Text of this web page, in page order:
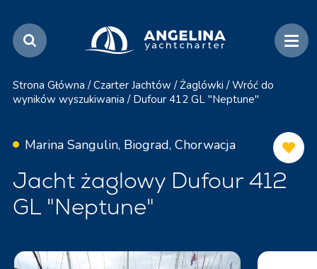
Strona Główna / Czarter Jachtów / Żaglówki / Wróć do
wyników wyszukiwania / Dufour 412 GL "Neptune"
Marina Sangulin, Biograd, Chorwacja
Jacht żaglowy Dufour 412
GL "Neptune"